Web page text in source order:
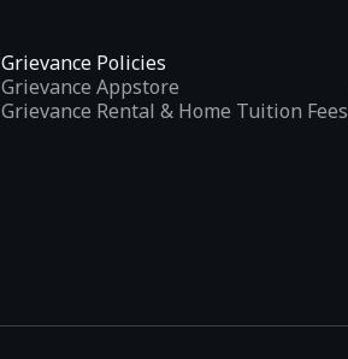
Grievance Policies
Grievance Appstore
Grievance Rental & Home Tuition Fees